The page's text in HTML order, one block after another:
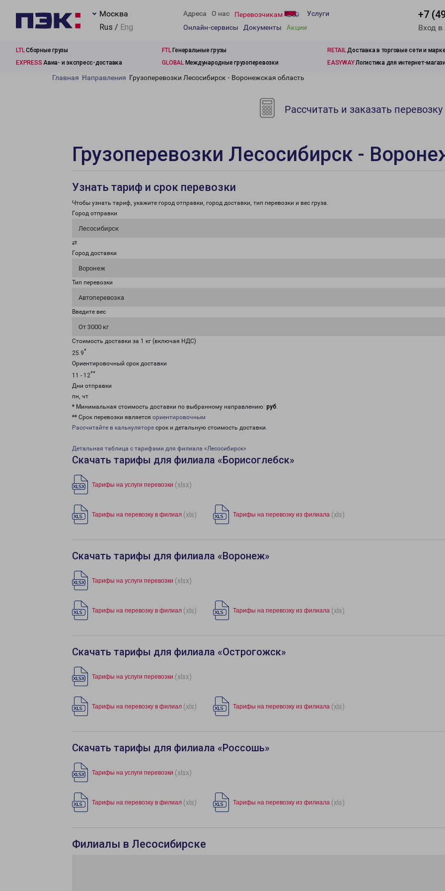
Москва
Rus / Eng
Адреса О нас Перевозчикам
Услуги
Онлайн-сервисы
Документы Акции
+7
Вход
LTLСборные грузы FTLГенеральные грузы RETAILДоставка в торговые сети и
EXPRESS Авиа- и экспресс-доставка GLOBALМеждународные грузоперевозки EASYWAYЛогистика для интернет-
Главная Направления Грузоперевозки Лесосибирск - Воронежская область
Рассчитать и заказать перевозку
Грузоперевозки Лесосибирск -
Узнать тариф и срок перевозки
Чтобы узнать тариф, укажите город отправки, город доставки, тип перевозки и вес груза.
Город отправки
Лесосибирск
⇄
Город доставки
Воронеж
Тип перевозки
Автоперевозка
Введите вес
От 3000 кг
Стоимость доставки за 1 кг (включая НДС)
25.9*
Ориентировочный срок доставки
11 - 12**
Дни отправки
пн, чт
* Минимальная стоимость доставки по выбранному направлению: руб.
** Срок перевозки является ориентировочным
Рассчитайте в калькуляторе срок и детальную стоимость доставки.
Детальная таблица с тарифами для филиала «Лесосибирск»
Скачать тарифы для филиала «Борисоглебск»
Тарифы на услуги перевозки (xlsx)
Тарифы на перевозку в филиал (xls) Тарифы на перевозку из филиала (xls)
Скачать тарифы для филиала «Воронеж»
Тарифы на услуги перевозки (xlsx)
Тарифы на перевозку в филиал (xls) Тарифы на перевозку из филиала (xls)
Скачать тарифы для филиала «Острогожск»
Тарифы на услуги перевозки (xlsx)
Тарифы на перевозку в филиал (xls) Тарифы на перевозку из филиала (xls)
Скачать тарифы для филиала «Россошь»
Тарифы на услуги перевозки (xlsx)
Тарифы на перевозку в филиал (xls) Тарифы на перевозку из филиала (xls)
Филиалы в Лесосибирске